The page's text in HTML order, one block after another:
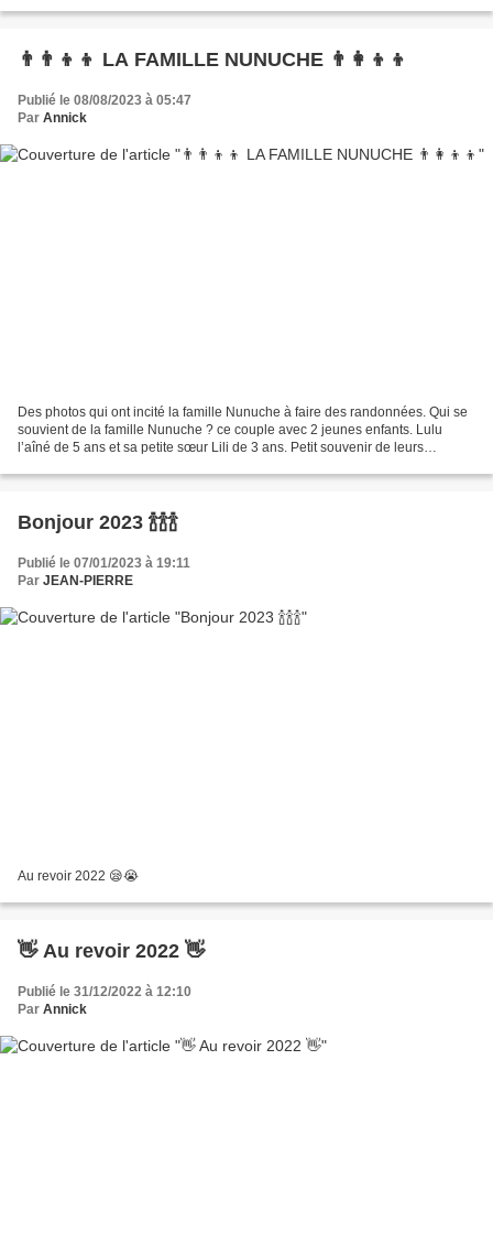
👨‍👨‍👦‍👦 LA FAMILLE NUNUCHE 👨‍👩‍👦‍👦
Publié le 08/08/2023 à 05:47
Par Annick
Des photos qui ont incité la famille Nunuche à faire des randonnées. Qui se
souvient de la famille Nunuche ? ce couple avec 2 jeunes enfants. Lulu
l’aîné de 5 ans et sa petite sœur Lili de 3 ans. Petit souvenir de leurs
Bonjour 2023 🍾🍾🍾
Publié le 07/01/2023 à 19:11
Par JEAN-PIERRE
Au revoir 2022 😪😭
👋 Au revoir 2022 👋
Publié le 31/12/2022 à 12:10
Par Annick